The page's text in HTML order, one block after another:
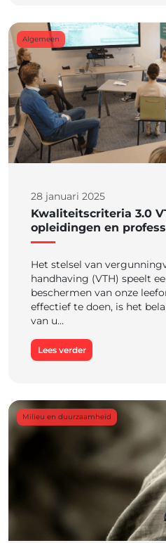
Algemeen
28 januari 2025
Kwaliteitscriteria 3.0
opleidingen en
Het stelsel van
handhaving (VTH) speelt
beschermen van onze
effectief te doen, is het
van u…
Lees verder
Milieu en duurzaamheid